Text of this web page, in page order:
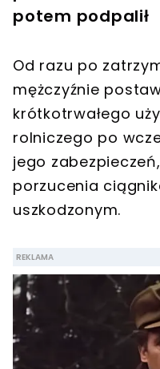
potem podpalił
Od razu po
mężczyźnie
krótkotrwałego
rolniczego po
jego
porzucenia
uszkodzonym.